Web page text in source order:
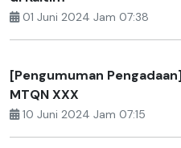
01 Juni 2024 Jam 07:38
[Pengumuman
MTQN XXX
10 Juni 2024 Jam 07:15